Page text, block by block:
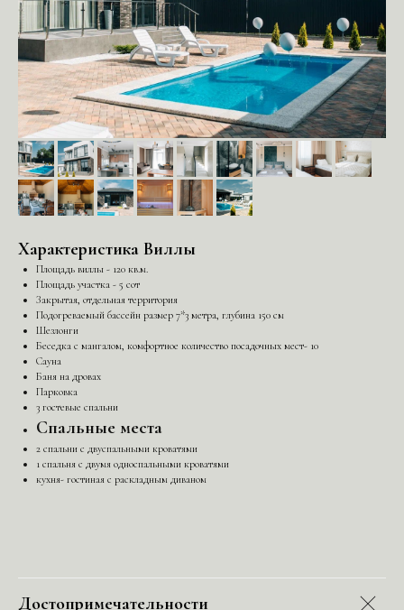
Характеристика Виллы
Площадь виллы - 120 кв.м.
Площадь участка - 5 сот
Закрытая, отдельная территория
Подогреваемый бассейн размер 7*3 метра, глубина 150 см
Шезлонги
Беседка с мангалом, комфортное количество посадочных мест- 10
Сауна
Баня на дровах
Парковка
3 гостевые спальни
Спальные места
2 спальни с двуспальными кроватями
1 спальня с двумя односпальными кроватями
кухня- гостиная с раскладным диваном
Достопримечательности